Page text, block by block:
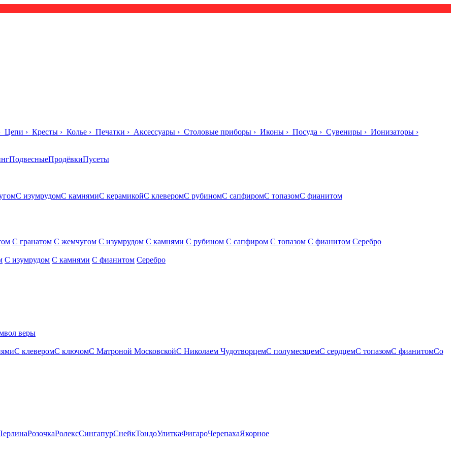
Цепи › Кресты › Колье › Печатки › Аксессуары › Столовые приборы › Иконы › Посуда › Сувениры › Ионизаторы ›
ПодвесныеПродёвкиПусеты
С изумрудомС камнямиС керамикойС клеверомС рубиномС сапфиромС топазомС фианитом
С гранатом С жемчугом С изумрудом С камнями С рубином С сапфиром С топазом С фианитом Серебро
С изумрудом С камнями С фианитом Серебро
веры
С клеверомС ключомС Матроной МосковскойС Николаем ЧудотворцемС полумесяцемС сердцемС топазомС фианитомСо
РозочкаРолексСингапурСнейкТондоУлиткаФигароЧерепахаЯкорное